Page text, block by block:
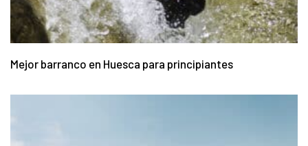
Mejor barranco en Huesca para principiantes